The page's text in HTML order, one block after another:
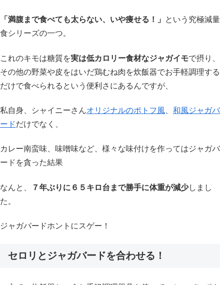
「満腹まで食べても太らない、いや痩せる！」
という究極減量
食シリーズの一つ。
これのキモは糖質を実は低カロリー食材なジャガイモで摂り、
その他の野菜や皮をはいだ鶏むね肉を炊飯器でお手軽調理する
だけで食べられるという便利さにあるんですが、
私自身、シャイニーさんオリジナルのポトフ風
和風ジャガバ
ードだけでなく、
カレー南蛮味、味噌味など、様々な味付けを作ってはジャガバ
ードを貪った結果
なんと、 ７年ぶりに６５キロ台まで勝手に体重が減少しまし
た。
ジャガバードホントにスゲー！
セロリとジャガバードを合わせる！